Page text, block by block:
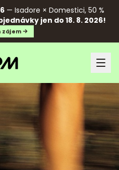
— Isadore × Domestici, 50 %
jen do 18. 8. 2026!
zájem →